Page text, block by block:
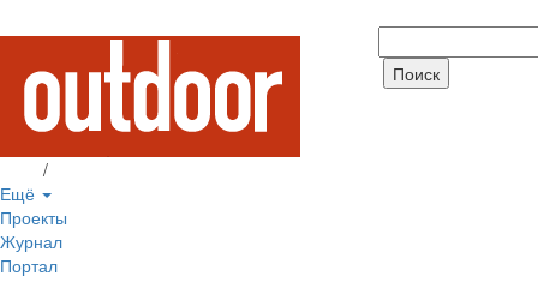
/
Ещё
Проекты
Журнал
Портал